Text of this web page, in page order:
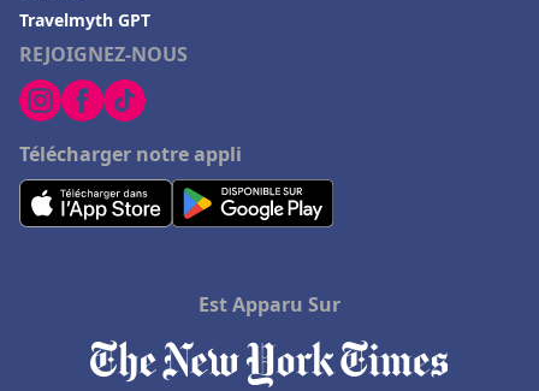
Hôtels à Lanzarote
Hôtels à Langeac
Hôtels à Draveil
Hôtels à Séoul
Hôtels à Decize
Hôtels à Hasparren
Hôtels au Beausset
Hôtels à La Chapelle-en-Vercors
REJOIGNEZ-NOUS
Télécharger notre appli
Travelmyth GPT
Est Apparu Sur